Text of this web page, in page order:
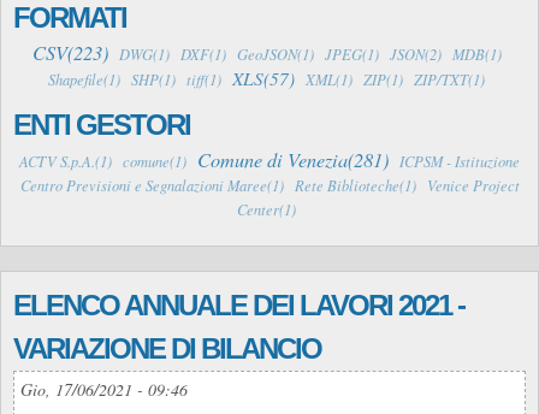
FORMATI
CSV(223) DWG(1) DXF(1) GeoJSON(1) JPEG(1) JSON(2)
MDB(1)
Shapefile(1) SHP(1) tiff(1) XLS(57) XML(1) ZIP(1) ZIP/TXT(1)
ENTI GESTORI
ACTV S.p.A.(1) comune(1) Comune di Venezia(281)
ICPSM - Istituzione
Centro Previsioni e Segnalazioni Maree(1)
Rete Biblioteche(1)
Venice Project
Center(1)
ELENCO ANNUALE DEI LAVORI 2021 -
VARIAZIONE DI BILANCIO
Gio, 17/06/2021 - 09:46